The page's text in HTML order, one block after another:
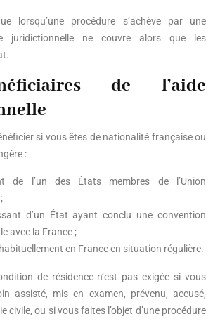
lorsqu’une procédure s’achève par une
juridictionnelle ne couvre alors que les
de l’aide
si vous êtes de nationalité française ou
:
de l’un des États membres de l’Union
d’un État ayant conclu une convention
avec la France ;
en France en situation régulière.
de résidence n’est pas exigée si vous
assisté, mis en examen, prévenu, accusé,
civile, ou si vous faites l’objet d’une procédure